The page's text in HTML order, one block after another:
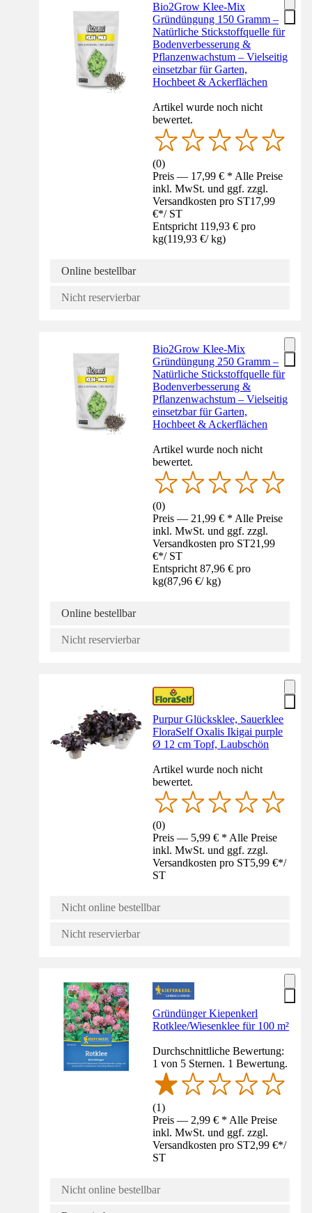
Bio2Grow Klee-Mix
Gründüngung 150 Gramm –
Natürliche Stickstoffquelle für
Bodenverbesserung &
Pflanzenwachstum – Vielseitig
einsetzbar für Garten,
Hochbeet & Ackerflächen
Artikel wurde noch nicht
bewertet.
(0)
Preis — 17,99 € * Alle Preise
inkl. MwSt. und ggf. zzgl.
Versandkosten pro ST17,99
€*/ ST
Entspricht 119,93 € pro
kg(119,93 €/ kg)
Online bestellbar
Nicht reservierbar
Bio2Grow Klee-Mix
Gründüngung 250 Gramm –
Natürliche Stickstoffquelle für
Bodenverbesserung &
Pflanzenwachstum – Vielseitig
einsetzbar für Garten,
Hochbeet & Ackerflächen
Artikel wurde noch nicht
bewertet.
(0)
Preis — 21,99 € * Alle Preise
inkl. MwSt. und ggf. zzgl.
Versandkosten pro ST21,99
€*/ ST
Entspricht 87,96 € pro
kg(87,96 €/ kg)
Online bestellbar
Nicht reservierbar
Purpur Glücksklee, Sauerklee
FloraSelf Oxalis Ikigai purple
Ø 12 cm Topf, Laubschön
Artikel wurde noch nicht
bewertet.
(0)
Preis — 5,99 € * Alle Preise
inkl. MwSt. und ggf. zzgl.
Versandkosten pro ST5,99 €*/
ST
Nicht online bestellbar
Nicht reservierbar
Gründünger Kiepenkerl
Rotklee/Wiesenklee für 100 m²
Durchschnittliche Bewertung:
1 von 5 Sternen. 1 Bewertung.
(1)
Preis — 2,99 € * Alle Preise
inkl. MwSt. und ggf. zzgl.
Versandkosten pro ST2,99 €*/
ST
Nicht online bestellbar